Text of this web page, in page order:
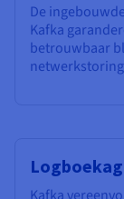
De
Kafka
betrouwbaar